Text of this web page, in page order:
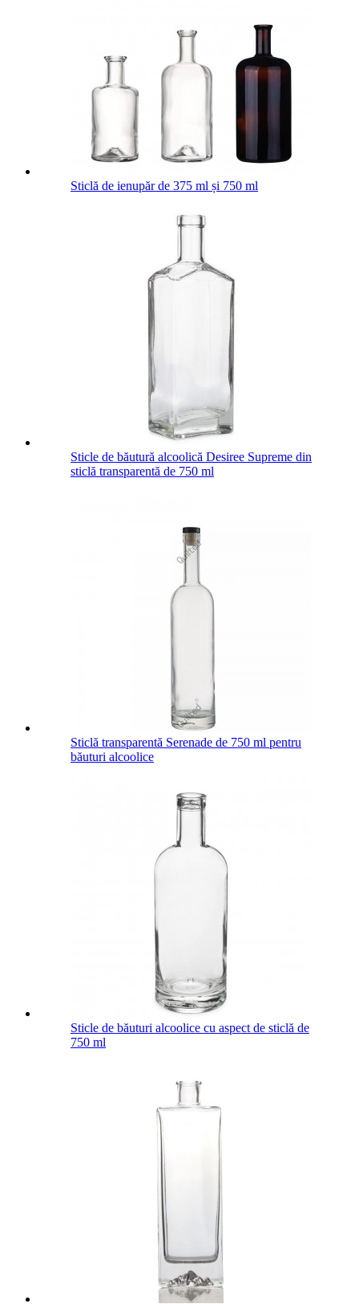
Sticlă de ienupăr de 375 ml și 750 ml
Sticle de băutură alcoolică Desiree Supreme din
sticlă transparentă de 750 ml
Sticlă transparentă Serenade de 750 ml pentru
băuturi alcoolice
Sticle de băuturi alcoolice cu aspect de sticlă de
750 ml